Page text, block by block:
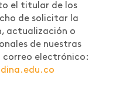
el titular de los
de solicitar la
actualización o
de nuestras
correo electrónico: